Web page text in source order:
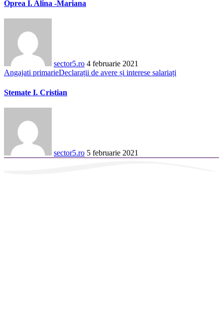
Oprea I. Alina -Mariana
sector5.ro 4 februarie 2021
Angajati primarieDeclarații de avere și interese salariați
Stemate I. Cristian
sector5.ro 5 februarie 2021